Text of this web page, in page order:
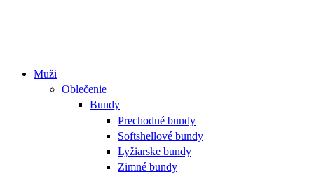
Muži
Oblečenie
Bundy
Prechodné bundy
Softshellové bundy
Lyžiarske bundy
Zimné bundy